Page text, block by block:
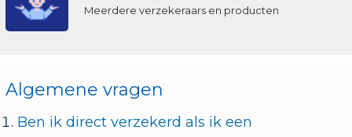
Meerdere verzekeraars en producten
Algemene vragen
Ben ik direct verzekerd als ik een